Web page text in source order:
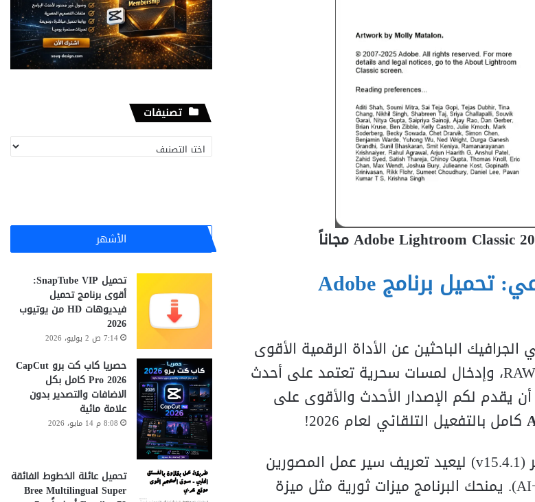
ثورة التعديل الفوتوغرافي والذكاء الاصطناعي: تحميل برنامج Adobe
الباحثين عن الأداة الرقمية الأقوى
والأسرع عالمياً لإدارة وتعديل وتحميض الصور الرقمية بصيغة RAW، وإدخال لمسات سحرية تعتمد على أحدث
أن يقدم لكم الإصدار الأحدث والأقوى على
كامل بالتفعيل التلقائي لعام 2026!
في تحديثه الأخير (v15.4.1) ليعيد تعريف سير عمل المصورين
AI ). يمنحك البرنامج ميزات ثورية مثل ميزة
تصنيفات
تصنيفات
الأشهر
تحميل SnapTube VIP:
أقوى برنامج تحميل
فيديوهات HD من يوتيوب
2026
7:14 ص 2 يوليو، 2026
حصريا كاب كت برو CapCut
Pro 2026 كامل بكل
الاضافات والتصدير بدون
علامة مائية
8:08 م 14 مايو، 2026
تحميل عائلة الخطوط الفائقة
Bree Multilingual Super